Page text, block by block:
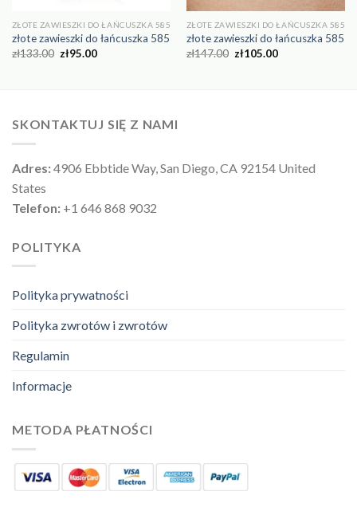
ZŁOTE ZAWIESZKI DO ŁAŃCUSZKA 585
złote zawieszki do łańcuszka 585
zł133.00 zł95.00
ZŁOTE ZAWIESZKI DO ŁAŃCUSZKA 585
złote zawieszki do łańcuszka 585
zł147.00 zł105.00
SKONTAKTUJ SIĘ Z NAMI
Adres:4906 Ebbtide Way, San Diego, CA 92154 United
States
Telefon: +1 646 868 9032
POLITYKA
Polityka prywatności
Polityka zwrotów i zwrotów
Regulamin
Informacje
METODA PŁATNOŚCI